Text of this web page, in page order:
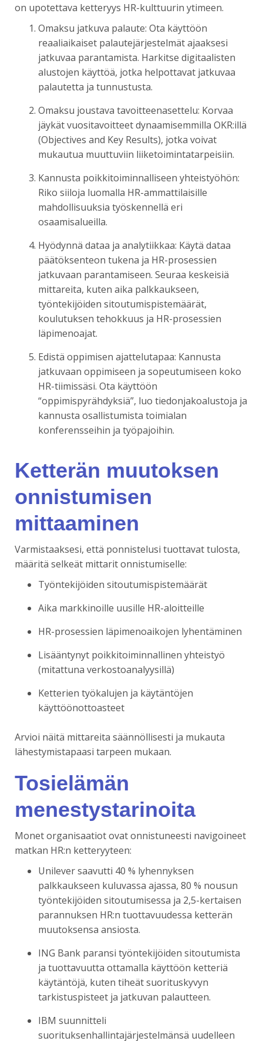
on upotettava ketteryys HR-kulttuurin ytimeen.
Omaksu jatkuva palaute: Ota käyttöön
reaaliaikaiset palautejärjestelmät ajaaksesi
jatkuvaa parantamista. Harkitse digitaalisten
alustojen käyttöä, jotka helpottavat jatkuvaa
palautetta ja tunnustusta.
Omaksu joustava tavoitteenasettelu: Korvaa
jäykät vuositavoitteet dynaamisemmilla OKR:illä
(Objectives and Key Results), jotka voivat
mukautua muuttuviin liiketoimintatarpeisiin.
Kannusta poikkitoiminnalliseen yhteistyöhön:
Riko siiloja luomalla HR-ammattilaisille
mahdollisuuksia työskennellä eri
osaamisalueilla.
Hyödynnä dataa ja analytiikkaa: Käytä dataa
päätöksenteon tukena ja HR-prosessien
jatkuvaan parantamiseen. Seuraa keskeisiä
mittareita, kuten aika palkkaukseen,
työntekijöiden sitoutumispistemäärät,
koulutuksen tehokkuus ja HR-prosessien
läpimenoajat.
Edistä oppimisen ajattelutapaa: Kannusta
jatkuvaan oppimiseen ja sopeutumiseen koko
HR-tiimissäsi. Ota käyttöön
“oppimispyrähdyksiä”, luo tiedonjakoalustoja ja
kannusta osallistumista toimialan
konferensseihin ja työpajoihin.
Ketterän muutoksen
onnistumisen
mittaaminen
Varmistaaksesi, että ponnistelusi tuottavat tulosta,
määritä selkeät mittarit onnistumiselle:
Työntekijöiden sitoutumispistemäärät
Aika markkinoille uusille HR-aloitteille
HR-prosessien läpimenoaikojen lyhentäminen
Lisääntynyt poikkitoiminnallinen yhteistyö
(mitattuna verkostoanalyysillä)
Ketterien työkalujen ja käytäntöjen
käyttöönottoasteet
Arvioi näitä mittareita säännöllisesti ja mukauta
lähestymistapaasi tarpeen mukaan.
Tosielämän
menestystarinoita
Monet organisaatiot ovat onnistuneesti navigoineet
matkan HR:n ketteryyteen:
Unilever saavutti 40 % lyhennyksen
palkkaukseen kuluvassa ajassa, 80 % nousun
työntekijöiden sitoutumisessa ja 2,5-kertaisen
parannuksen HR:n tuottavuudessa ketterän
muutoksensa ansiosta.
ING Bank paransi työntekijöiden sitoutumista
ja tuottavuutta ottamalla käyttöön ketteriä
käytäntöjä, kuten tiheät suorituskyvyn
tarkistuspisteet ja jatkuvan palautteen.
IBM suunnitteli
suorituksenhallintajärjestelmänsä uudelleen